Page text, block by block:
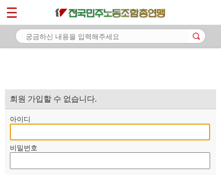
회원 가입할 수 없습니다.
아이디
비밀번호
마이페이지
소개
자료
부설기관